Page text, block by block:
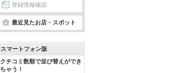
登録情報確認
最近見たお店・スポット
スマートフォン版
クチコミ数順で並び替えができ
ちゃう！